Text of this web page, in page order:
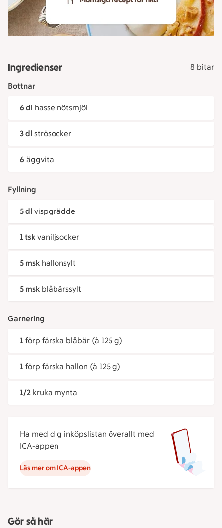
Ingredienser
8 bitar
Bottnar
6 dl hasselnötsmjöl
3 dl strösocker
6 äggvita
Fyllning
5 dl vispgrädde
1 tsk vaniljsocker
5 msk hallonsylt
5 msk blåbärssylt
Garnering
1 förp färska blåbär (à 125 g)
1 förp färska hallon (à 125 g)
1/2 kruka mynta
Ha med dig inköpslistan överallt med
ICA-appen
Läs mer om ICA-appen
Gör så här